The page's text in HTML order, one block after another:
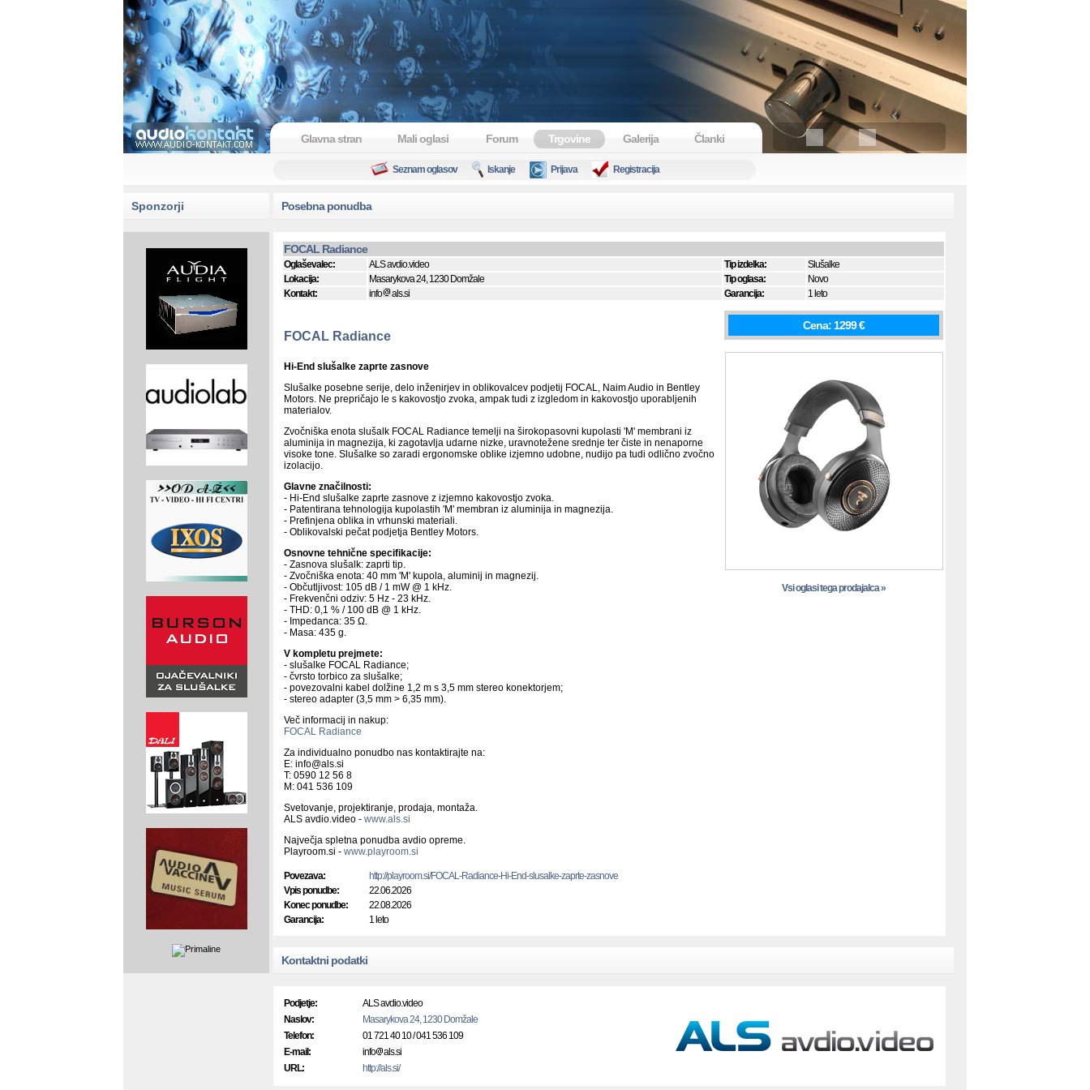
Glavna stran Mali oglasi Forum Trgovine Galerija Članki
Seznam oglasov Iskanje Prijava Registracija
Sponzorji Posebna ponudba
FOCAL Radiance
Oglaševalec: ALS avdio.video Tip izdelka:
Slušalke
Lokacija:
Masarykova 24, 1230 Domžale Tip oglasa:
Novo
Kontakt:
info als.si Garancija: 1 leto
FOCAL Radiance
Cena: 1299 €
Hi-End slušalke zaprte zasnove
Slušalke posebne serije, delo inženirjev in oblikovalcev podjetij FOCAL, Naim Audio in Bentley
Motors. Ne prepričajo le s kakovostjo zvoka, ampak tudi z izgledom in kakovostjo uporabljenih
materialov.
Zvočniška enota slušalk FOCAL Radiance temelji na širokopasovni kupolasti 'M' membrani iz
aluminija in magnezija, ki zagotavlja udarne nizke, uravnotežene srednje ter čiste in nenaporne
visoke tone. Slušalke so zaradi ergonomske oblike izjemno udobne, nudijo pa tudi odlično zvočno
izolacijo.
Glavne značilnosti:
- Hi-End slušalke zaprte zasnove z izjemno kakovostjo zvoka.
- Patentirana tehnologija kupolastih 'M' membran iz aluminija in magnezija.
- Prefinjena oblika in vrhunski materiali.
- Oblikovalski pečat podjetja Bentley Motors.
Osnovne tehnične specifikacije:
- Zasnova slušalk: zaprti tip.
- Zvočniška enota: 40 mm 'M' kupola, aluminij in magnezij.
- Občutljivost: 105 dB / 1 mW @ 1 kHz.
- Frekvenčni odziv: 5 Hz - 23 kHz.
- THD: 0,1 % / 100 dB @ 1 kHz.
- Impedanca: 35 Ω.
- Masa: 435 g.
V kompletu prejmete:
- slušalke FOCAL Radiance;
- čvrsto torbico za slušalke;
- povezovalni kabel dolžine 1,2 m s 3,5 mm stereo konektorjem;
- stereo adapter (3,5 mm > 6,35 mm).
Več informacij in nakup:
FOCAL Radiance
Za individualno ponudbo nas kontaktirajte na:
E: info@als.si
T: 0590 12 56 8
M: 041 536 109
Svetovanje, projektiranje, prodaja, montaža.
ALS avdio.video - www.als.si
Največja spletna ponudba avdio opreme.
Playroom.si - www.playroom.si
Vsi oglasi tega prodajalca »
Povezava:
http://playroom.si/FOCAL-Radiance-Hi-End-slusalke-zaprte-zasnove
Vpis ponudbe:
22.06.2026
Konec ponudbe:
22.08.2026
Garancija:
1 leto
Kontaktni podatki
Podjetje:
ALS avdio.video
Naslov:
Masarykova 24, 1230 Domžale
Telefon:
01 721 40 10 / 041 536 109
E-mail:
info
als.si
URL:
http://als.si/